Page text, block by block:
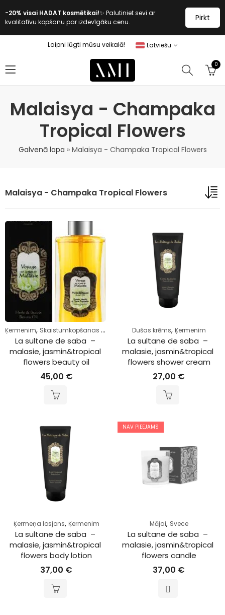
-20% visai HADAT kosmētikai!✨ Palutiniet sevi ar
kvalitatīvu kopšanu par izdevīgāku cenu.
Pirkt
Laipni lūgti mūsu veikalā! Latviešu
0
Malaisya - Champaka
Tropical Flowers
Galvenā lapa » Malaisya - Champaka Tropical Flowers
Malaisya - Champaka Tropical Flowers
Ķermenim, Skaistumkopšanas eļļa
La sultane de saba  –
malasie, jasmin&tropical
flowers beauty oil
45,00 €
Dušas krēms, Ķermenim
La sultane de saba  –
malasie, jasmin&tropical
flowers shower cream
27,00 €
Ķermeņa losjons, Ķermenim
La sultane de saba  –
malasie, jasmin&tropical
flowers body lotion
37,00 €
NAV PIEEJAMS
Mājai, Svece
La sultane de saba  –
malasie, jasmin&tropical
flowers candle
37,00 €